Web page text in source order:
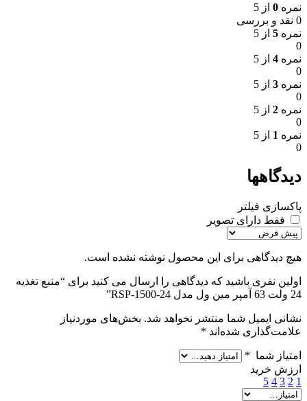
نمره 0 از 5
0 نقد و بررسی
نمره 5 از 5
0
نمره 4 از 5
0
نمره 3 از 5
0
نمره 2 از 5
0
نمره 1 از 5
0
دیدگاهها
پاکسازی فیلتر
فقط دارای تصویر
هیچ دیدگاهی برای این محصول نوشته نشده است.
اولین نفری باشید که دیدگاهی را ارسال می کنید برای “منبع تغذیه
24 ولت 63 آمپر مین ول مدل RSP-1500-24”
نشانی ایمیل شما منتشر نخواهد شد. بخش‌های موردنیاز
علامت‌گذاری شده‌اند *
امتیاز شما *
ارزش خرید
1
2
3
4
5